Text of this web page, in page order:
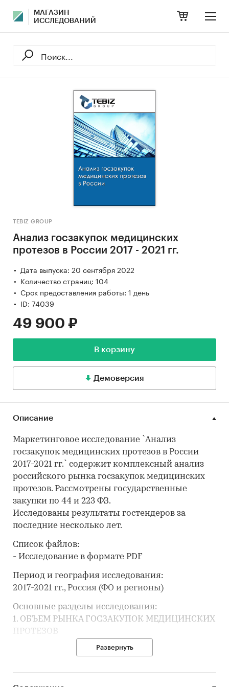
МАГАЗИН
ИССЛЕДОВАНИЙ
TEBIZ GROUP
Анализ госзакупок медицинских
протезов в России 2017 - 2021 гг.
Дата выпуска: 20 сентября 2022
Количество страниц: 104
Срок предоставления работы: 1 день
ID: 74039
49 900 ₽
В корзину
Демоверсия
Описание
Маркетинговое исследование `Анализ
госзакупок медицинских протезов в России
2017-2021 гг.` содержит комплексный анализ
российского рынка госзакупок медицинских
протезов. Рассмотрены государственные
закупки по 44 и 223 ФЗ.
Исследованы результаты гостендеров за
последние несколько лет.
Список файлов:
- Исследование в формате PDF
Период и география исследования:
2017-2021 гг., Россия (ФО и регионы)
Основные разделы исследования:
1. ОБЪЕМ РЫНКА ГОСЗАКУПОК МЕДИЦИНСКИХ
ПРОТЕЗОВ
По годам, по месяцам. Объем по количеству и
по стоимости. Количество исполненных
Развернуть